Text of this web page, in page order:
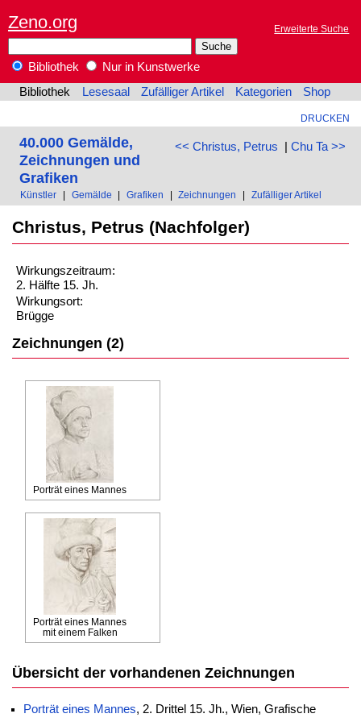
Zeno.org Erweiterte Suche
Bibliothek
Nur in Kunstwerke
Bibliothek
Lesesaal Zufälliger Artikel Kategorien Shop
DRUCKEN
<< Christus, Petrus | Chu Ta >>
40.000 Gemälde,
Zeichnungen und
Grafiken
Künstler Gemälde Grafiken Zeichnungen Zufälliger Artikel
Christus, Petrus (Nachfolger)
Wirkungszeitraum:
2. Hälfte 15. Jh.
Wirkungsort:
Brügge
Zeichnungen (2)
Porträt eines Mannes
Porträt eines Mannes
mit einem Falken
Übersicht der vorhandenen Zeichnungen
Porträt eines Mannes, 2. Drittel 15. Jh., Wien, Grafische